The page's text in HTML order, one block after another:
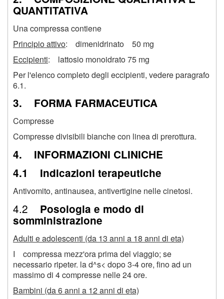
QUANTITATIVA
Una compressa contiene
Principio attivo: dimenidrinato 50 mg
Eccipienti: lattosio monoidrato 75 mg
Per l'elenco completo degli eccipienti, vedere paragrafo
6.1.
3. FORMA FARMACEUTICA
Compresse
Compresse divisibili bianche con linea di prerottura.
4. INFORMAZIONI CLINICHE
4.1 Indicazioni terapeutiche
Antivomito, antinausea, antivertigine nelle cinetosi.
4.2 Posologia e modo di
somministrazione
Adulti e adolescenti (da 13 anni a 18 anni di eta)
I compressa mezz'ora prima del viaggio; se
necessario ripeter. la d^s< dopo 3-4 ore, fino ad un
massimo di 4 compresse nelle 24 ore.
Bambini (da 6 anni a 12 anni di eta)